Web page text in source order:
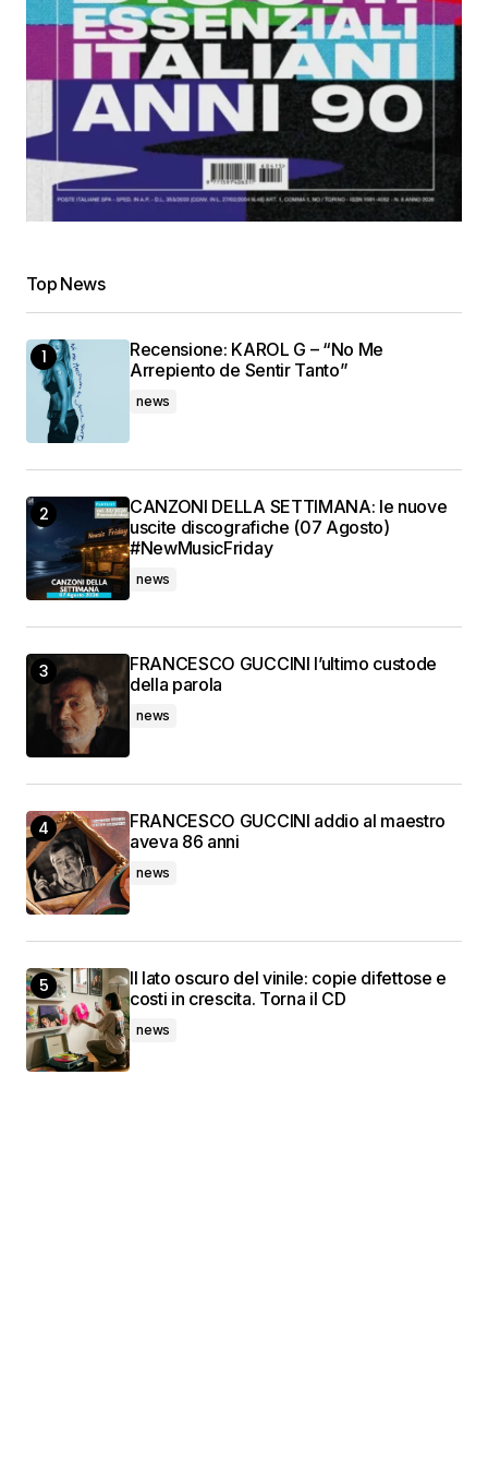
Top News
Recensione: KAROL G – “No Me
Arrepiento de Sentir Tanto”
news
CANZONI DELLA SETTIMANA: le nuove
uscite discografiche (07 Agosto)
#NewMusicFriday
news
FRANCESCO GUCCINI l’ultimo custode
della parola
news
FRANCESCO GUCCINI addio al maestro
aveva 86 anni
news
Il lato oscuro del vinile: copie difettose e
costi in crescita. Torna il CD
news